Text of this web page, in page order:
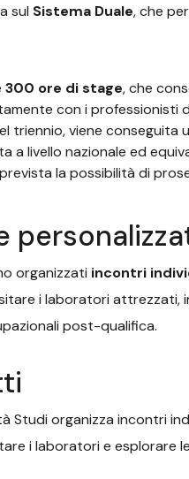
sul Sistema Duale, che
300 ore di stage, che
con i professionisti
triennio, viene conseguita
a livello nazionale ed
la possibilità di
organizzati incontri
i laboratori attrezzati,
post-qualifica.
Studi organizza incontri
i laboratori e esplorare